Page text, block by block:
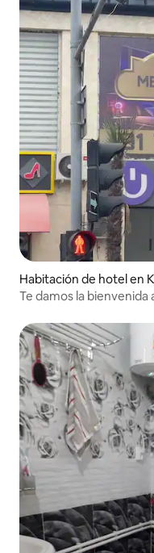
Habitación de hotel en
Te damos la bienvenida